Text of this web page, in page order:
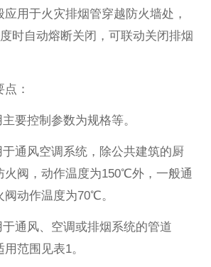
用于火灾排烟管穿越防火墙处，
时自动熔断关闭，可联动关闭排烟
点：
要控制参数为规格等。
通风空调系统，除公共建筑的厨
火阀，动作温度为150℃外，一般通
阀动作温度为70℃。
通风、空调或排烟系统的管道
用范围见表1。